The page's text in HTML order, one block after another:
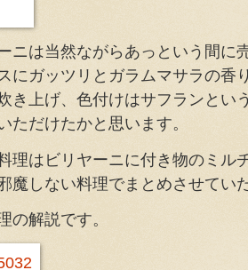
ニは当然ながらあっという間に
にガッツリとガラムマサラの香
き上げ、色付けはサフランとい
ただけたかと思います。
理はビリヤーニに付き物のミル
魔しない料理でまとめさせてい
の解説です。